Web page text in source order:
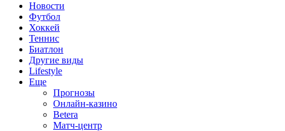
Новости
Футбол
Хоккей
Теннис
Биатлон
Другие виды
Lifestyle
Еще
Прогнозы
Онлайн-казино
Betera
Матч-центр